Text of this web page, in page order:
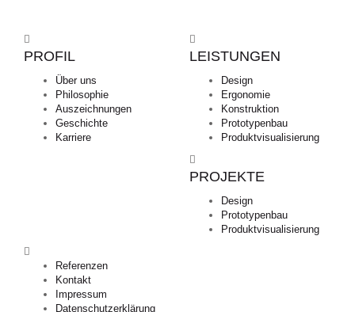
PROFIL
Über uns
Philosophie
Auszeichnungen
Geschichte
Karriere
LEISTUNGEN
Design
Ergonomie
Konstruktion
Prototypenbau
Produktvisualisierung
PROJEKTE
Design
Prototypenbau
Produktvisualisierung
Referenzen
Kontakt
Impressum
Datenschutzerklärung